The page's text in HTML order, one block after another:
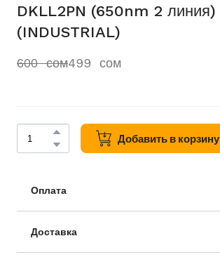
DKLL2PN (650nm 2 линия)
(INDUSTRIAL)
600  сом499  сом
Добавить в корзину
Оплата
● Оплата онлайн
Доставка